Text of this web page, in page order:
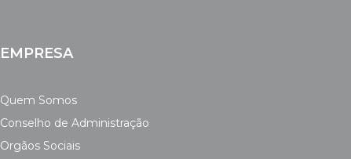
EMPRESA
Quem Somos
Conselho de Administração
Orgãos Sociais